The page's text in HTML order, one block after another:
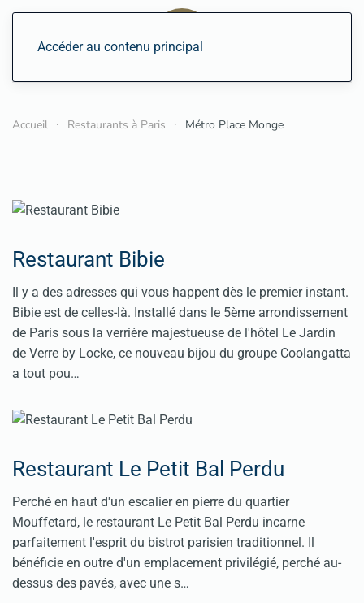
Accéder au contenu principal
Accueil Restaurants à Paris Métro Place Monge
Restaurant Bibie
Il y a des adresses qui vous happent dès le premier instant.
Bibie est de celles-là. Installé dans le 5ème arrondissement
de Paris sous la verrière majestueuse de l'hôtel Le Jardin
de Verre by Locke, ce nouveau bijou du groupe Coolangatta
a tout pou…
Restaurant Le Petit Bal Perdu
Perché en haut d'un escalier en pierre du quartier
Mouffetard, le restaurant Le Petit Bal Perdu incarne
parfaitement l'esprit du bistrot parisien traditionnel. Il
bénéficie en outre d'un emplacement privilégié, perché au-
dessus des pavés, avec une s…